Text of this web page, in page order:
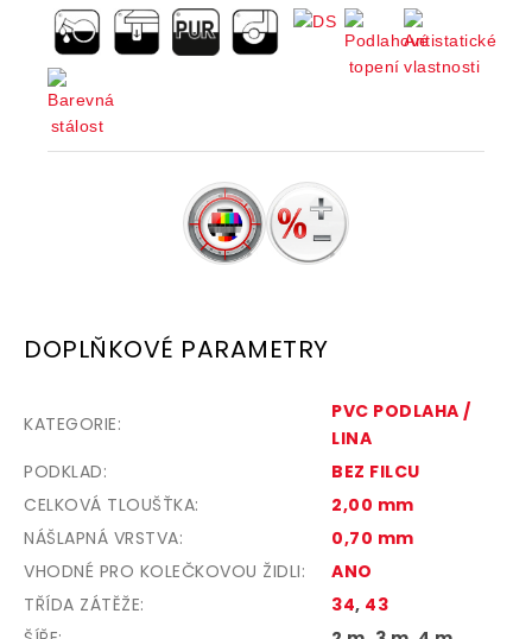
DOPLŇKOVÉ PARAMETRY
KATEGORIE:
PVC PODLAHA /
LINA
PODKLAD:
BEZ FILCU
CELKOVÁ TLOUŠŤKA:
2,00 mm
NÁŠLAPNÁ VRSTVA:
0,70 mm
VHODNÉ PRO KOLEČKOVOU ŽIDLI:
ANO
TŘÍDA ZÁTĚŽE: 34, 43